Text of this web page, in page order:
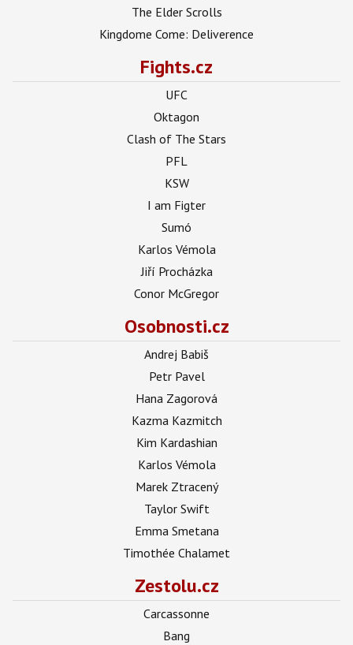
The Elder Scrolls
Kingdome Come: Deliverence
Fights.cz
UFC
Oktagon
Clash of The Stars
PFL
KSW
I am Figter
Sumó
Karlos Vémola
Jiří Procházka
Conor McGregor
Osobnosti.cz
Andrej Babiš
Petr Pavel
Hana Zagorová
Kazma Kazmitch
Kim Kardashian
Karlos Vémola
Marek Ztracený
Taylor Swift
Emma Smetana
Timothée Chalamet
Zestolu.cz
Carcassonne
Bang